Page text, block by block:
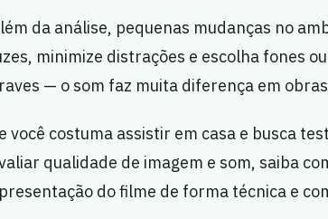
da análise, pequenas mudanças no
minimize distrações e escolha fones
— o som faz muita diferença em
você costuma assistir em casa e busca
qualidade de imagem e som, saiba
do filme de forma técnica e